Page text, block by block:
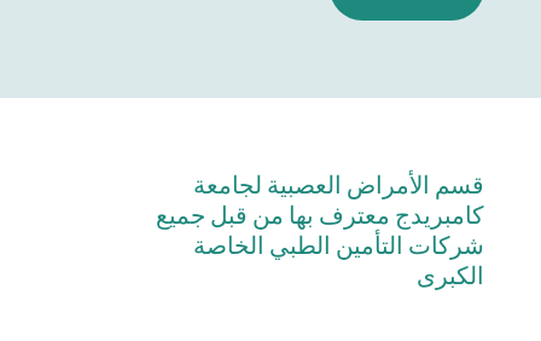
قسم الأمراض العصبية لجامعة
كامبريدج معترف بها من قبل جميع
شركات التأمين الطبي الخاصة
الكبرى